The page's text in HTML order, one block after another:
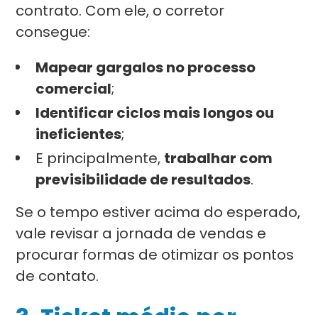
contrato. Com ele, o corretor
consegue:
Mapear gargalos no processo
comercial;
Identificar ciclos mais longos ou
ineficientes;
E principalmente, trabalhar com
previsibilidade de resultados.
Se o tempo estiver acima do esperado,
vale revisar a jornada de vendas e
procurar formas de otimizar os pontos
de contato.